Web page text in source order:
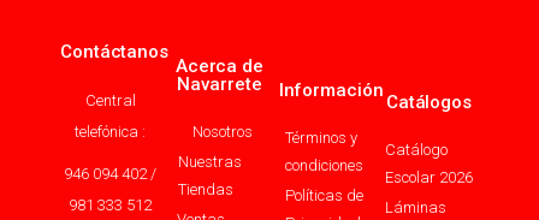
Contáctanos
Central
telefónica :
946 094 402 /
981 333 512
Acerca de
Navarrete
Nosotros
Nuestras
Tiendas
Información
Términos y
condiciones
Políticas de
Catálogos
Catálogo
Escolar 2026
Láminas